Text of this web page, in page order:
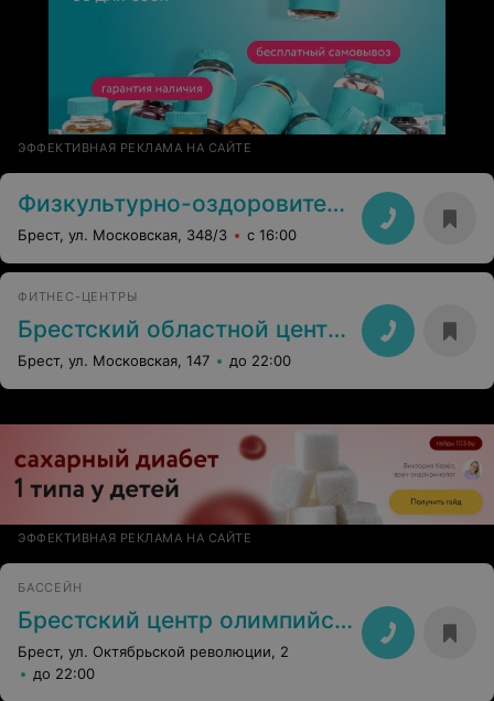
ЭФФЕКТИВНАЯ РЕКЛАМА НА САЙТЕ
Физкультурно-оздоровительный комплекс
Брест, ул. Московская, 348/3 с 16:00
ФИТНЕС-ЦЕНТРЫ
Брестский областной центр олимпийского резерва по водным видам спорта
Брест, ул. Московская, 147 до 22:00
ЭФФЕКТИВНАЯ РЕКЛАМА НА САЙТЕ
БАССЕЙН
Брестский центр олимпийского резерва по гребле
Брест, ул. Октябрьской революции, 2
до 22:00